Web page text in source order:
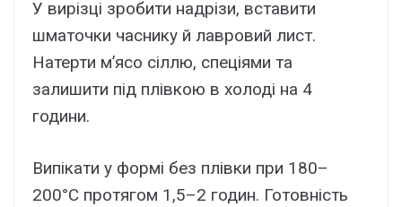
У вирізці зробити надрізи, вставити
шматочки часнику й лавровий лист.
Натерти м’ясо сіллю, спеціями та
залишити під плівкою в холоді на 4
години.
Випікати у формі без плівки при 180–
200°C протягом 1,5–2 годин. Готовність